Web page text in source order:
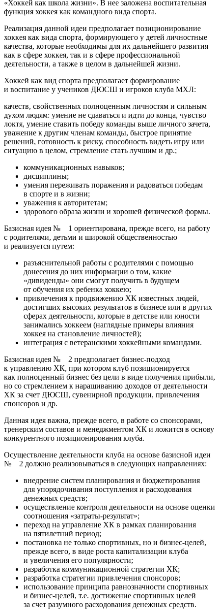
«Хоккей как школа жизни». В нее заложена воспитательная
функция хоккея как командного вида спорта.
Реализация данной идеи предполагает позиционирование
хоккея как вида спорта, формирующего у детей личностные
качества, которые необходимы для их дальнейшего развития
как в сфере хоккея, так и в сфере профессиональной
деятельности, а также в целом в дальнейшей жизни.
Хоккей как вид спорта предполагает формирование
и воспитание у учеников ДЮСШ и игроков клуба МХЛ:
качеств, свойственных полноценным личностям и сильным
духом людям: умение не сдаваться и идти до конца, чувство
локтя, умение ставить победу команды выше личного зачета,
уважение к другим членам команды, быстрое принятие
решений, готовность к риску, способность видеть игру или
ситуацию в целом, стремление стать лучшим и др.;
коммуникационных навыков;
дисциплины;
умения переживать поражения и радоваться победам
в спорте и в жизни;
уважения к авторитетам;
здорового образа жизни и хорошей физической формы.
Базисная идея № 1 ориентирована, прежде всего, на работу
с родителями, детьми и широкой общественностью
и реализуется путем:
разъяснительной работы с родителями с помощью
донесения до них информации о том, какие
«дивиденды» они смогут получить в будущем
от обучения их ребенка хоккею;
привлечения к продвижению ХК известных людей,
достигших высоких результатов в бизнесе или в других
сферах деятельности, которые в детстве или юности
занимались хоккеем (наглядные примеры влияния
хоккея на становление личностей);
интеграция с ветеранскими хоккейными командами.
Базисная идея № 2 предполагает бизнес-подход
к управлению ХК, при котором клуб позиционируется
как полноценный бизнес без цели в виде получения прибыли,
но со стремлением к наращиванию доходов от деятельности
ХК за счет ДЮСШ, сувенирной продукции, привлечения
спонсоров и др.
Данная идея важна, прежде всего, в работе со спонсорами,
тренерским составов и менеджментом ХК и ложится в основу
конкурентного позиционирования клуба.
Осуществление деятельности клуба на основе базисной идеи
№ 2 должно реализовываться в следующих направлениях:
внедрение систем планирования и бюджетирования
для упорядочивания поступления и расходования
денежных средств;
осуществление контроля деятельности на основе оценки
соотношения «затраты-результат»;
переход на управление ХК в рамках планирования
на пятилетний период;
постановка не только спортивных, но и бизнес-целей,
прежде всего, в виде роста капитализации клуба
и увеличения его популярности;
разработка коммуникационной стратегии ХК;
разработка стратегии привлечения спонсоров;
использование принципа равнозначности спортивных
и бизнес-целей, т.е. достижение спортивных целей
за счет разумного расходования денежных средств.